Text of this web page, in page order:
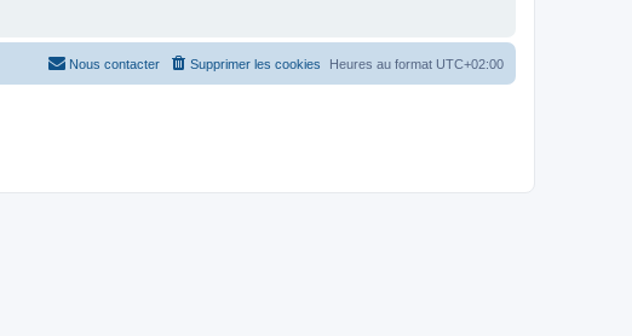
Heures au format UTC+02:00
Supprimer les cookies
Nous contacter